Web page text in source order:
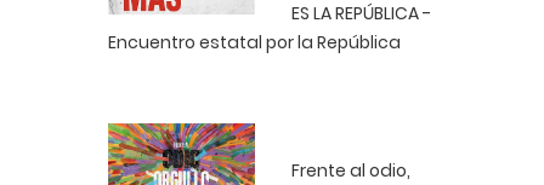
ES LA REPÚBLICA -
Encuentro estatal por la República
Frente al odio,